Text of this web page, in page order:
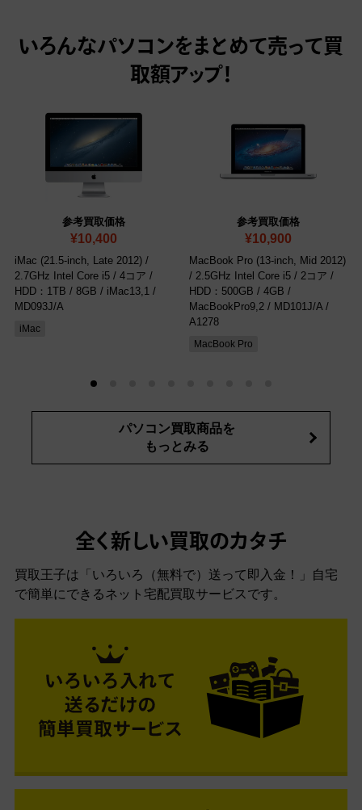
いろんなパソコンをまとめて売って買
取額アップ！
参考買取価格
¥10,400
iMac (21.5-inch, Late 2012) /
2.7GHz Intel Core i5 / 4コア /
HDD：1TB / 8GB / iMac13,1 /
MD093J/A
iMac
参考買取価格
¥10,900
MacBook Pro (13-inch, Mid 2012)
/ 2.5GHz Intel Core i5 / 2コア /
HDD：500GB / 4GB /
MacBookPro9,2 / MD101J/A /
A1278
MacBook Pro
パソコン買取商品を
もっとみる
全く新しい買取のカタチ
買取王子は「いろいろ（無料で）送って即入金！」自宅
で簡単にできるネット宅配買取サービスです。